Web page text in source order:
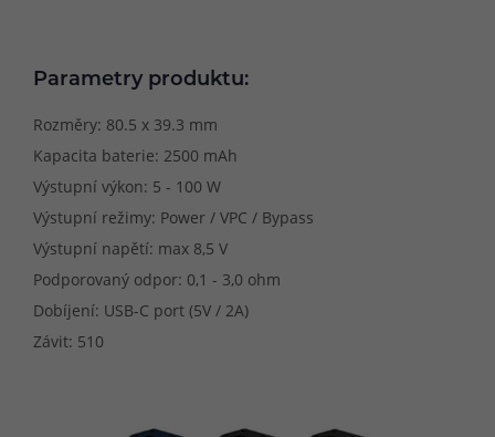
Parametry produktu:
Rozměry: 80.5 x 39.3 mm
Kapacita baterie: 2500 mAh
Výstupní výkon: 5 - 100 W
Výstupní režimy: Power / VPC / Bypass
Výstupní napětí: max 8,5 V
Podporovaný odpor: 0,1 - 3,0 ohm
Dobíjení: USB-C port (5V / 2A)
Závit: 510